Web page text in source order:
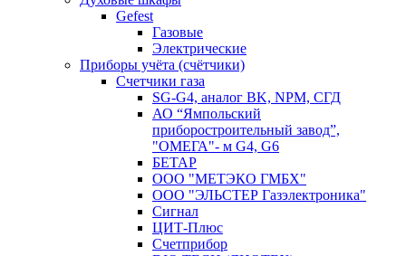
Gefest
Газовые
Электрические
Приборы учёта (счётчики)
Счетчики газа
SG-G4, аналог BK, NPM, СГД
АО “Ямпольский
приборостроительный завод”,
"ОМЕГА"- м G4, G6
БЕТАР
ООО "МЕТЭКО ГМБХ"
ООО "ЭЛЬСТЕР Газэлектроника"
Сигнал
ЦИТ-Плюс
Счетприбор